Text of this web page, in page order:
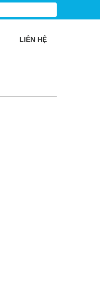
LIÊN HỆ